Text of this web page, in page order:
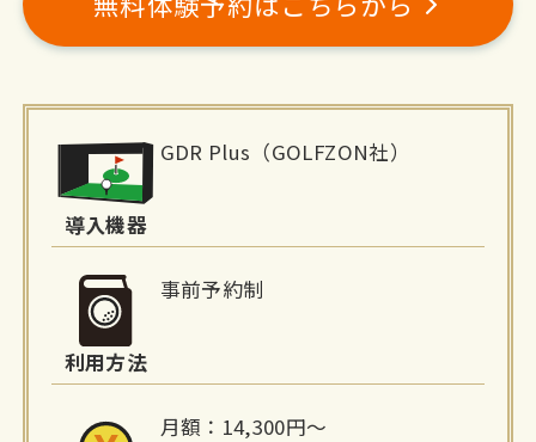
報
導入機器
GDR Plus（GOLFZON社）
利用方法
事前予約制
月額：14,300円～